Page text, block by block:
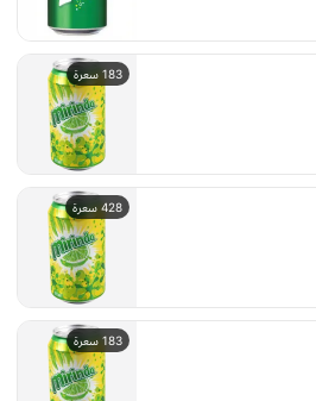
183 سعرة
428 سعرة
183 سعرة